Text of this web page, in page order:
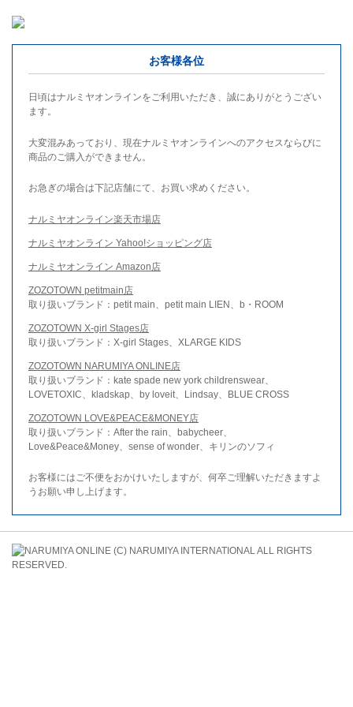
お客様各位
日頃はナルミヤオンラインをご利用いただき、誠にありがとうござい
ます。
大変混みあっており、現在ナルミヤオンラインへのアクセスならびに
商品のご購入ができません。
お急ぎの場合は下記店舗にて、お買い求めください。
ナルミヤオンライン楽天市場店
ナルミヤオンライン Yahoo!ショッピング店
ナルミヤオンライン Amazon店
ZOZOTOWN petitmain店
取り扱いブランド：petit main、petit main LIEN、b・ROOM
ZOZOTOWN X-girl Stages店
取り扱いブランド：X-girl Stages、XLARGE KIDS
ZOZOTOWN NARUMIYA ONLINE店
取り扱いブランド：kate spade new york childrenswear、
LOVETOXIC、kladskap、by loveit、Lindsay、BLUE CROSS
ZOZOTOWN LOVE&PEACE&MONEY店
取り扱いブランド：After the rain、babycheer、
Love&Peace&Money、sense of wonder、キリンのソフィ
お客様にはご不便をおかけいたしますが、何卒ご理解いただきますよ
うお願い申し上げます。